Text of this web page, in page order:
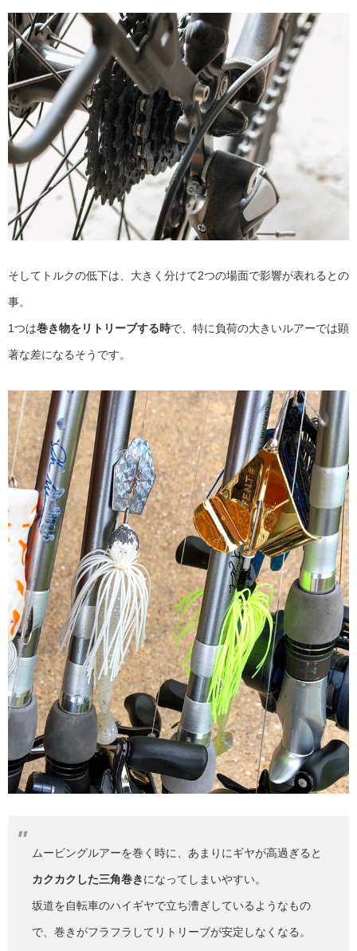
そしてトルクの低下は、大きく分けて2つの場面で影響が表れるとの
事。
1つは巻き物をリトリーブする時で、特に負荷の大きいルアーでは顕
著な差になるそうです。
ムービングルアーを巻く時に、あまりにギヤが高過ぎると
カクカクした三角巻きになってしまいやすい。
坂道を自転車のハイギヤで立ち漕ぎしているようなもの
で、巻きがフラフラしてリトリーブが安定しなくなる。